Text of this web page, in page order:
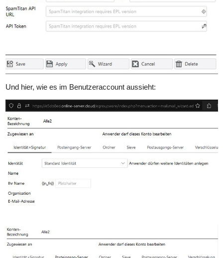
Und hier, wie es im Benutzeraccount aussieht: